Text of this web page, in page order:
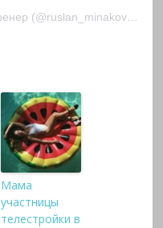
Мама
участницы
телестройки в